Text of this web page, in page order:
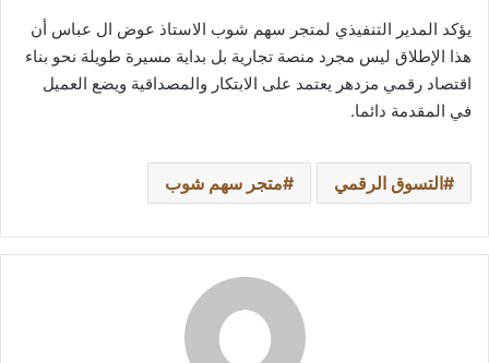
يؤكد المدير التنفيذي لمتجر سهم شوب الاستاذ عوض ال عباس أن
هذا الإطلاق ليس مجرد منصة تجارية بل بداية مسيرة طويلة نحو بناء
اقتصاد رقمي مزدهر يعتمد على الابتكار والمصداقية ويضع العميل
في المقدمة دائما.
التسوق الرقمي متجر سهم شوب